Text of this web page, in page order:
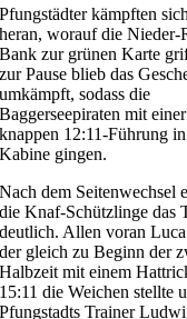
Pfungstädter kämpften
heran, worauf die Nieder-
Bank zur grünen Karte
zur Pause blieb das
umkämpft, sodass die
Baggerseepiraten mit einer
knappen 12:11-Führung
Kabine gingen.
Nach dem Seitenwechsel
die Knaf-Schützlinge das
deutlich. Allen voran
der gleich zu Beginn der
Halbzeit mit einem
15:11 die Weichen stellte
Pfungstadts Trainer